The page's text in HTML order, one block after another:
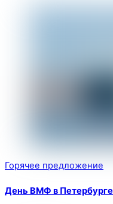
Горячее предложение
День ВМФ в